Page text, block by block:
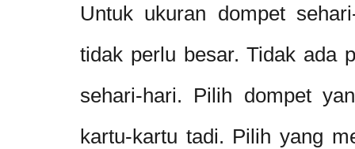
Untuk ukuran dompet
tidak perlu besar. Tidak ada
sehari-hari. Pilih dompet
kartu-kartu tadi. Pilih yang